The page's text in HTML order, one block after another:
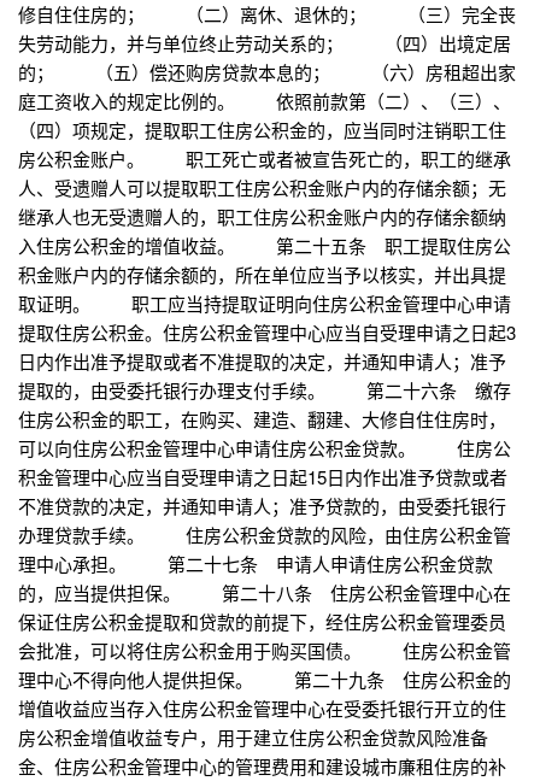
修自住住房的； （二）离休、退休的； （三）完全丧
失劳动能力，并与单位终止劳动关系的； （四）出境定居
的； （五）偿还购房贷款本息的； （六）房租超出家
庭工资收入的规定比例的。 依照前款第（二）、（三）、
（四）项规定，提取职工住房公积金的，应当同时注销职工住
房公积金账户。 职工死亡或者被宣告死亡的，职工的继承
人、受遗赠人可以提取职工住房公积金账户内的存储余额；无
继承人也无受遗赠人的，职工住房公积金账户内的存储余额纳
入住房公积金的增值收益。 第二十五条 职工提取住房公
积金账户内的存储余额的，所在单位应当予以核实，并出具提
取证明。 职工应当持提取证明向住房公积金管理中心申请
提取住房公积金。住房公积金管理中心应当自受理申请之日起3
日内作出准予提取或者不准提取的决定，并通知申请人；准予
提取的，由受委托银行办理支付手续。 第二十六条 缴存
住房公积金的职工，在购买、建造、翻建、大修自住住房时，
可以向住房公积金管理中心申请住房公积金贷款。 住房公
积金管理中心应当自受理申请之日起15日内作出准予贷款或者
不准贷款的决定，并通知申请人；准予贷款的，由受委托银行
办理贷款手续。 住房公积金贷款的风险，由住房公积金管
理中心承担。 第二十七条 申请人申请住房公积金贷款
的，应当提供担保。 第二十八条 住房公积金管理中心在
保证住房公积金提取和贷款的前提下，经住房公积金管理委员
会批准，可以将住房公积金用于购买国债。 住房公积金管
理中心不得向他人提供担保。 第二十九条 住房公积金的
增值收益应当存入住房公积金管理中心在受委托银行开立的住
房公积金增值收益专户，用于建立住房公积金贷款风险准备
金、住房公积金管理中心的管理费用和建设城市廉租住房的补